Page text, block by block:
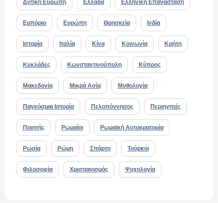
Δυτική Ευρώπη Ελλάδα Ελληνική Επανάσταση
Εμπόριο Ευρώπη Θρησκεία Ινδία
Ιστορία Ιταλία Κίνα Κοινωνία Κρήτη
Κυκλάδες Κωνσταντινούπολη Κύπρος
Μακεδονία Μικρά Ασία Μυθολογία
Παγκόσμια Ιστορία Πελοπόννησος Περιηγητές
Ποιητής Ρωμαίοι Ρωμαϊκή Αυτοκρατορία
Ρωσία Ρώμη Σπάρτη Τούρκοι
Φιλοσοφία Χριστιανισμός Ψυχολογία